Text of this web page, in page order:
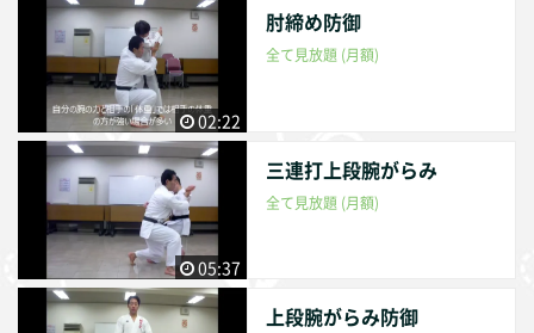
02:22
肘締め防御
全て見放題 (月額)
05:37
三連打上段腕がらみ
全て見放題 (月額)
上段腕がらみ防御